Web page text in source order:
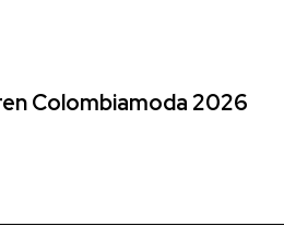
Colombiamoda 2026